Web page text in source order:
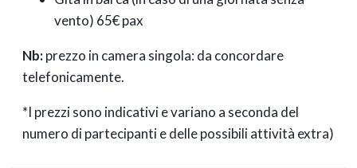
vento) 65€ pax
Nb:prezzo in camera singola: da concordare
telefonicamente.
*I prezzi sono indicativi e variano a seconda del
numero di partecipanti e delle possibili attività extra)